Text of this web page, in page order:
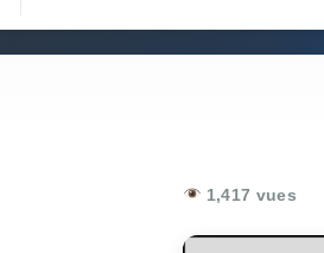
1,417 vues